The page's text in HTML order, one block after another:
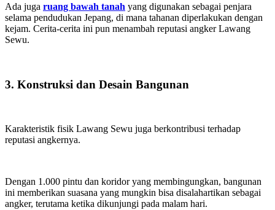
Ada juga ruang bawah tanah yang digunakan sebagai penjara
selama pendudukan Jepang, di mana tahanan diperlakukan dengan
kejam. Cerita-cerita ini pun menambah reputasi angker Lawang
Sewu.
3. Konstruksi dan Desain Bangunan
Karakteristik fisik Lawang Sewu juga berkontribusi terhadap
reputasi angkernya.
Dengan 1.000 pintu dan koridor yang membingungkan, bangunan
ini memberikan suasana yang mungkin bisa disalahartikan sebagai
angker, terutama ketika dikunjungi pada malam hari.